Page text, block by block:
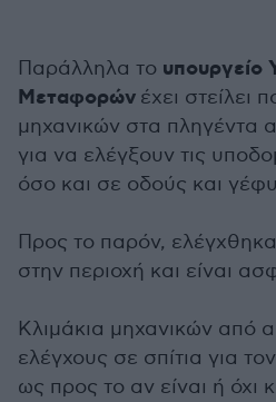
Παράλληλα το
Μεταφορών έχει στείλει
μηχανικών στα πληγέντα
για να ελέγξουν τις
όσο και σε οδούς και
Προς το παρόν,
στην περιοχή και είναι
Κλιμάκια μηχανικών από
ελέγχους σε σπίτια για
ως προς το αν είναι ή όχι